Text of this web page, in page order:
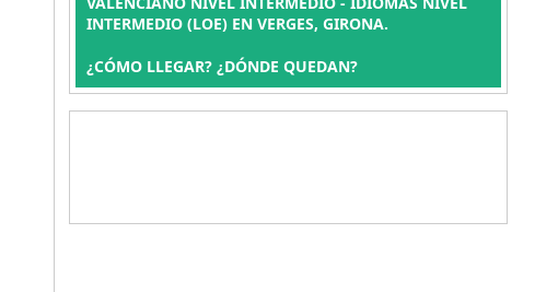
INTERMEDIO (LOE) EN VERGES, GIRONA.
¿CÓMO LLEGAR? ¿DÓNDE QUEDAN?